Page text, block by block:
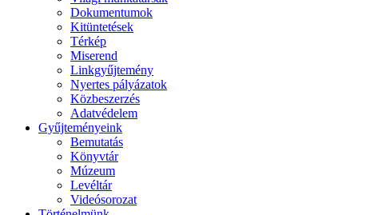
Dokumentumok
Kitüntetések
Térkép
Miserend
Linkgyűjtemény
Nyertes pályázatok
Közbeszerzés
Adatvédelem
Gyűjteményeink
Bemutatás
Könyvtár
Múzeum
Levéltár
Videósorozat